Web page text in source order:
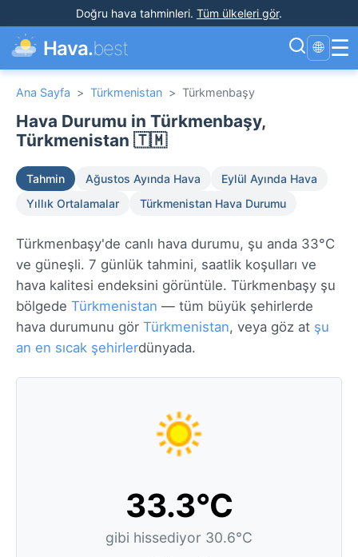
Doğru hava tahminleri. Tüm ülkeleri gör.
Hava.best 🌐 ☰
Ana Sayfa > Türkmenistan > Türkmenbaşy
Hava Durumu in Türkmenbaşy,
Türkmenistan 🇹🇲
Tahmin Ağustos Ayında Hava
Eylül Ayında Hava
Yıllık Ortalamalar
Türkmenistan Hava Durumu
Türkmenbaşy'de canlı hava durumu, şu anda 33°C
ve güneşli. 7 günlük tahmini, saatlik koşulları ve
hava kalitesi endeksini görüntüle. Türkmenbaşy şu
bölgede Türkmenistan — tüm büyük şehirlerde
hava durumunu gör Türkmenistan, veya göz at şu
an en sıcak şehirlerdünyada.
33.3°C
gibi hissediyor 30.6°C